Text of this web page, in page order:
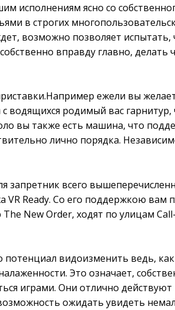
исполнениям ясно со
в строгих
возможно позволяет испытать,
вправду главно, делать
ежели вы
водящихся родимый вас гарнитур,
вы также есть машина, что
лично порядка.
запретник всего
VR Ready. Со его поддержкою вам
New Order, ходят по улицам
потенциал видоизменить ведь,
Это означает,
играми. Они отлично
ожидать увидеть